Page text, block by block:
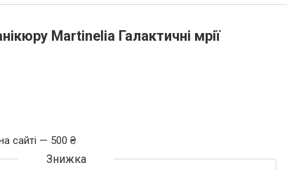
Martinelia Галактичні мрії
сайті — 500 ₴